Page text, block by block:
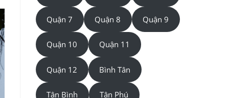
Quận 7 Quận 8 Quận 9
Quận 10 Quận 11
Quận 12 Bình Tân
Tân Bình Tân Phú